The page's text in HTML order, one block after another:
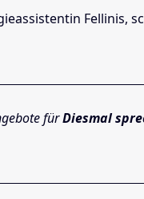
fürDiesmal